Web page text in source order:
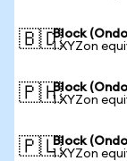
🇧🇩Block
1 XYZon
🇵🇭Block
1 XYZon
🇵🇱Block
1 XYZon